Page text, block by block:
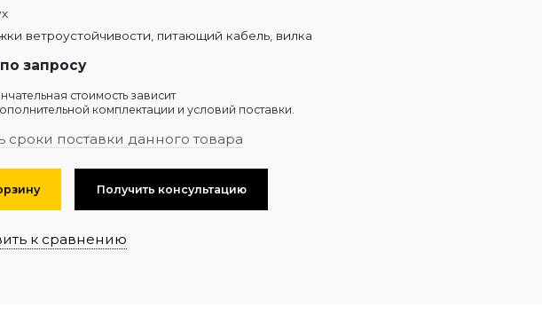
ветроустойчивости, питающий кабель, вилка
запросу
стоимость зависит
комплектации и условий поставки.
сроки поставки данного товара
Получить консультацию
к сравнению